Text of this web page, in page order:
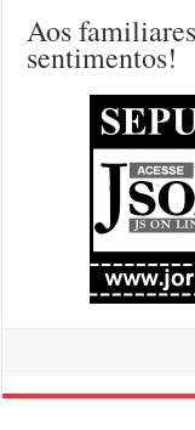
Aos
sentimentos!